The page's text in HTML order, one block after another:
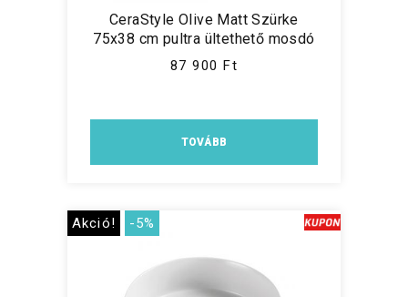
CeraStyle Olive Matt Szürke
75x38 cm pultra ültethető mosdó
87 900 Ft
TOVÁBB
Akció! -5%